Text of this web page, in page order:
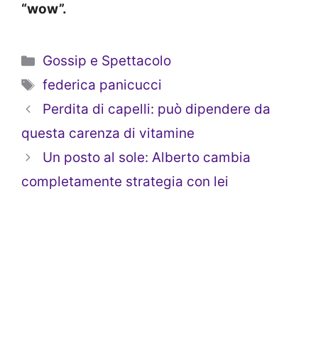
“wow”.
Categorie
Gossip e Spettacolo
Tag
federica panicucci
Perdita di capelli: può dipendere da
questa carenza di vitamine
Un posto al sole: Alberto cambia
completamente strategia con lei